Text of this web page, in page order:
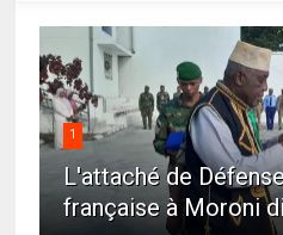
1
L'attaché de
française à Moroni